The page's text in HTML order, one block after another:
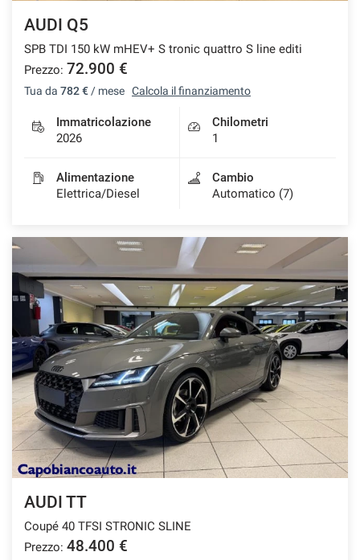
AUDI Q5
SPB TDI 150 kW mHEV+ S tronic quattro S line editi
Prezzo: 72.900 €
Tua da 782 € / mese Calcola il finanziamento
Immatricolazione
2026
Chilometri
1
Alimentazione
Elettrica/Diesel
Cambio
Automatico (7)
AUDI TT
Coupé 40 TFSI STRONIC SLINE
Prezzo: 48.400 €